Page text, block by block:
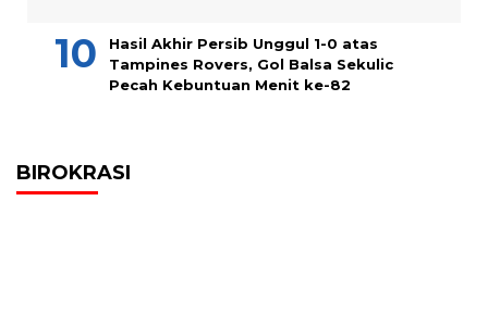
Hasil Akhir Persib Unggul 1-0 atas
Tampines Rovers, Gol Balsa Sekulic
Pecah Kebuntuan Menit ke-82
BIROKRASI